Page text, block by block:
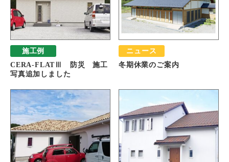
施工例
CERA-FLATⅢ 防災 施工
写真追加しました
ニュース
冬期休業のご案内